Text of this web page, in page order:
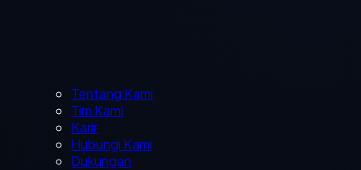
Tentang Kami
Tim Kami
Karir
Hubungi Kami
Dukungan